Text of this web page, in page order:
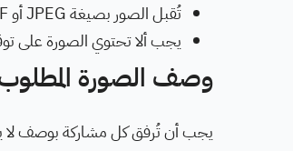
تُقبل الصور بصيغة JPEG أو TIFF.
يجب ألا تحتوي الصورة على
وصف الصورة